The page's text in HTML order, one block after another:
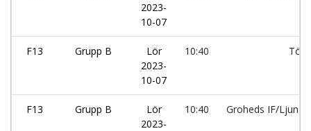
2023-
10-07
F13 Grupp B
Lör
2023-
10-07
10:40
F13 Grupp B
Lör
2023-
10:40
Groheds IF/